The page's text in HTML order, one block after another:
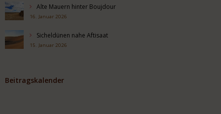
Alte Mauern hinter Boujdour
16. Januar 2026
Sicheldünen nahe Aftisaat
15. Januar 2026
Beitragskalender